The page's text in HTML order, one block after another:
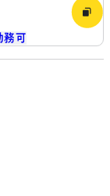
務可